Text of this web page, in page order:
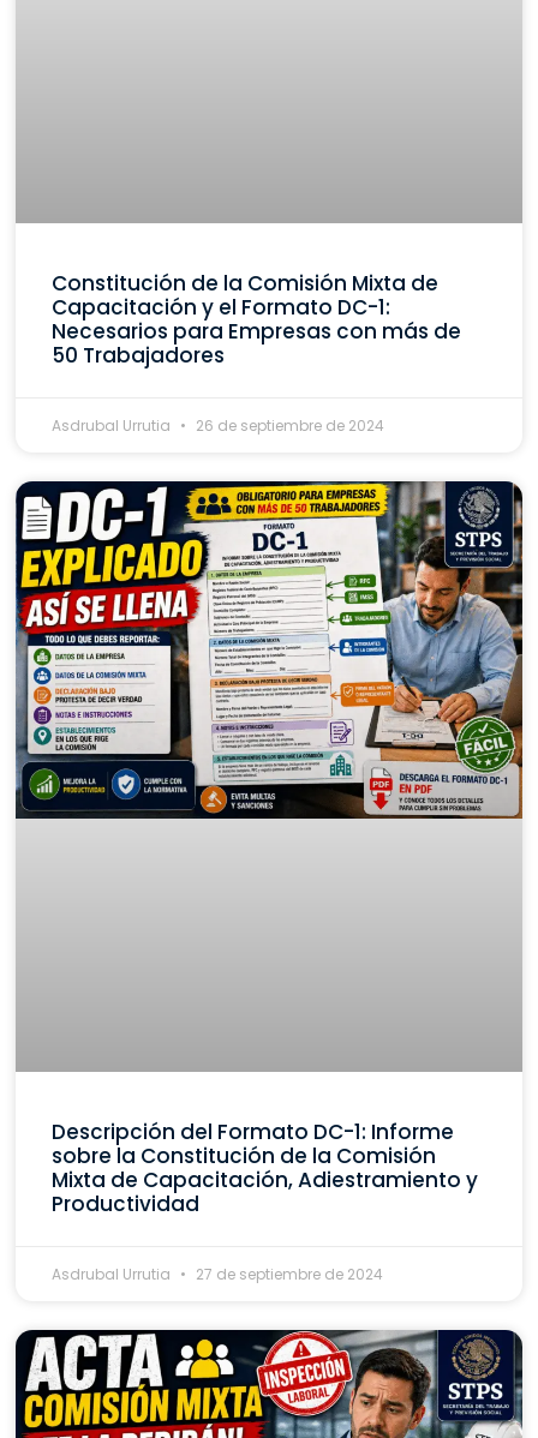
Constitución de la Comisión Mixta de
Capacitación y el Formato DC-1:
Necesarios para Empresas con más de
50 Trabajadores
Asdrubal Urrutia 26 de septiembre de 2024
Descripción del Formato DC-1: Informe
sobre la Constitución de la Comisión
Mixta de Capacitación, Adiestramiento y
Productividad
Asdrubal Urrutia 27 de septiembre de 2024